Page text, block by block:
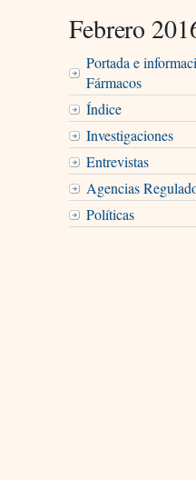
Febrero
Portada e
Fármacos
Índice
Investigaciones
Entrevistas
Agencias
Políticas